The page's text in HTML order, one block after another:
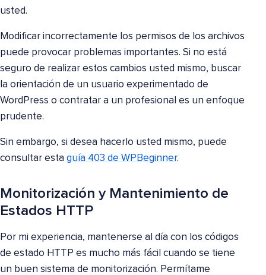
usted.
Modificar incorrectamente los permisos de los archivos
puede provocar problemas importantes. Si no está
seguro de realizar estos cambios usted mismo, buscar
la orientación de un usuario experimentado de
WordPress o contratar a un profesional es un enfoque
prudente.
Sin embargo, si desea hacerlo usted mismo, puede
consultar esta guía 403 de WPBeginner.
Monitorización y Mantenimiento de
Estados HTTP
Por mi experiencia, mantenerse al día con los códigos
de estado HTTP es mucho más fácil cuando se tiene
un buen sistema de monitorización. Permítame